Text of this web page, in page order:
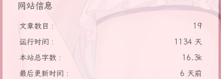
网站信息
文章数目 :
19
运行时间 :
1134 天
本站总字数 :
16.3k
最后更新时间 :
6 天前